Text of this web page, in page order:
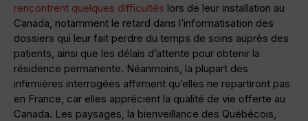
rencontrent quelques difficultés lors de leur installation au
Canada, notamment le retard dans l’informatisation des
dossiers qui leur fait perdre du temps de soins auprès des
patients, ainsi que les délais d’attente pour obtenir la
résidence permanente. Néanmoins, la plupart des
infirmières interrogées affirment qu’elles ne repartiront pas
en France, car elles apprécient la qualité de vie offerte au
Canada. Les paysages, la bienveillance des Québécois,